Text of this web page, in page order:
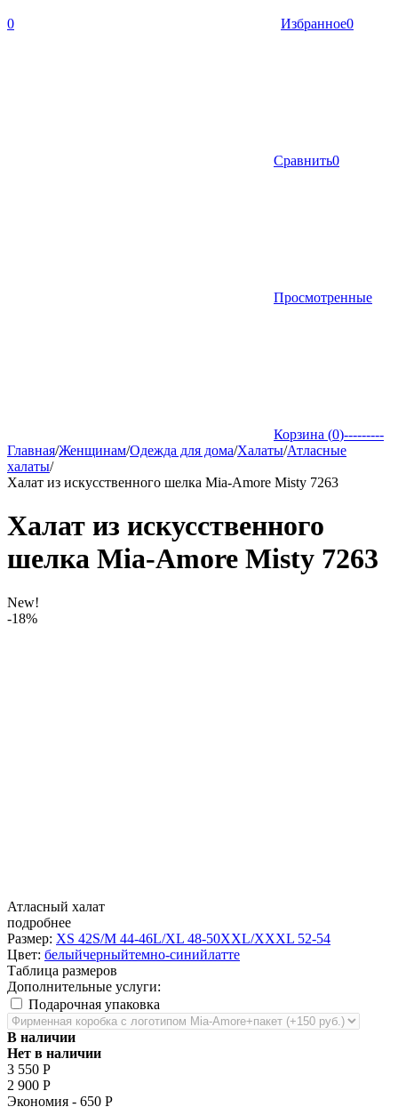
0 Избранное0
Сравнить0
Просмотренные
Корзина (0)---------
Главная/Женщинам/Одежда для дома/Халаты/Атласные
халаты/
Халат из искусственного шелка Mia-Amore Misty 7263
Халат из искусственного
шелка Mia-Amore Misty 7263
New!
-18%
Атласный халат
подробнее
Размер: XS 42S/M 44-46L/XL 48-50XXL/XXXL 52-54
Цвет: белыйчерныйтемно-синийлатте
Таблица размеров
Дополнительные услуги:
Подарочная упаковка
В наличии
Нет в наличии
3 550 Р
2 900 Р
Экономия - 650 Р